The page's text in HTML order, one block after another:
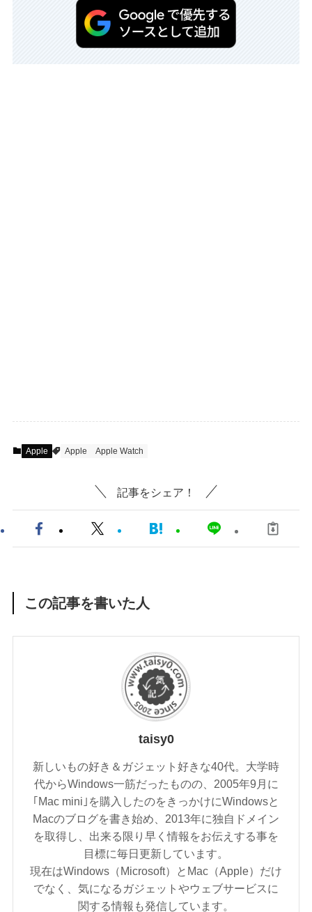
Apple Apple Apple Watch
記事をシェア！
この記事を書いた人
taisy0
新しいもの好き＆ガジェット好きな40代。大学時
代からWindows一筋だったものの、2005年9月に
｢Mac mini｣を購入したのをきっかけにWindowsと
Macのブログを書き始め、2013年に独自ドメイン
を取得し、出来る限り早く情報をお伝えする事を
目標に毎日更新しています。
現在はWindows（Microsoft）とMac（Apple）だけ
でなく、気になるガジェットやウェブサービスに
関する情報も発信しています。